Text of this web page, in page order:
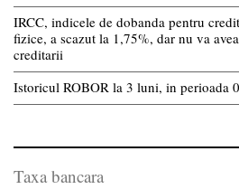
IRCC, indicele de dobanda pentru
fizice, a scazut la 1,75%, dar nu va
creditarii
Istoricul ROBOR la 3 luni, in perioada
Taxa bancara